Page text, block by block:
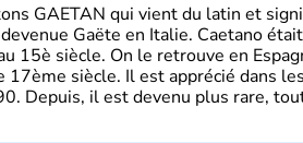
GAETAN qui vient du latin et
Gaëte en Italie. Caetano
15è siècle. On le retrouve en
17ème siècle. Il est apprécié dans
Depuis, il est devenu plus rare,